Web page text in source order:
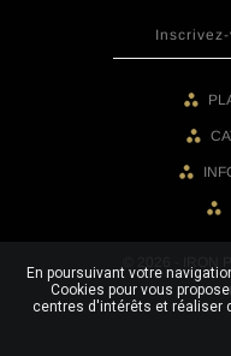
En poursuivant votre
Cookies pour vous
centres d'intérêts et réaliser